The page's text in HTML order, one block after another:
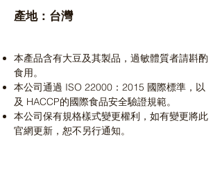
產地：台灣
本產品含有大豆及其製品，過敏體質者請斟酌
食用。
本公司通過 ISO 22000：2015 國際標準，以
及 HACCP的國際食品安全驗證規範。
本公司保有規格樣式變更權利，如有變更將此
官網更新，恕不另行通知。